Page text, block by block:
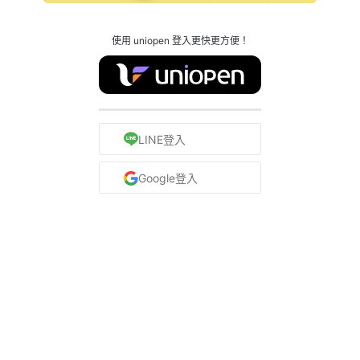
使用 uniopen 登入更快更方便！
LINE登入
Google登入